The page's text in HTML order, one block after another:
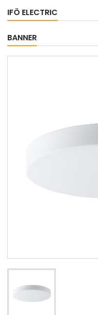
IFÖ ELECTRIC
BANNER